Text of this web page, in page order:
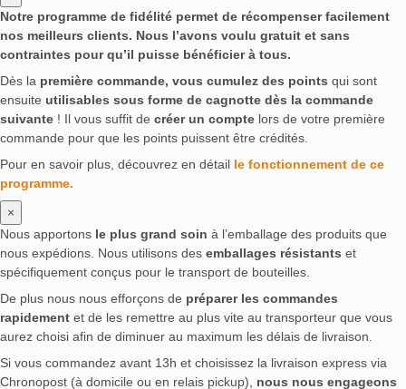
Notre programme de fidélité permet de récompenser facilement
nos meilleurs clients. Nous l’avons voulu gratuit et sans
contraintes pour qu’il puisse bénéficier à tous.
Dès la première commande, vous cumulez des points qui sont
ensuite utilisables sous forme de cagnotte dès la commande
suivante ! Il vous suffit de créer un compte lors de votre première
commande pour que les points puissent être crédités.
Pour en savoir plus, découvrez en détail le fonctionnement de ce
programme.
×
Nous apportons le plus grand soin à l’emballage des produits que
nous expédions. Nous utilisons des emballages résistants et
spécifiquement conçus pour le transport de bouteilles.
De plus nous nous efforçons de préparer les commandes
rapidement et de les remettre au plus vite au transporteur que vous
aurez choisi afin de diminuer au maximum les délais de livraison.
Si vous commandez avant 13h et choisissez la livraison express via
Chronopost (à domicile ou en relais pickup), nous nous engageons